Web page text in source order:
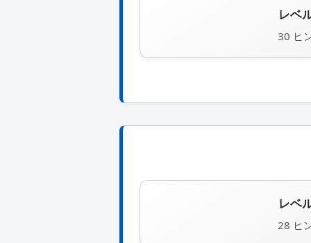
レベ
30 ヒ
レベ
28 ヒ